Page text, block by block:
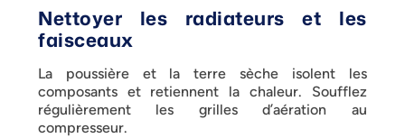
Nettoyer les radiateurs et les
faisceaux
La poussière et la terre sèche isolent les
composants et retiennent la chaleur. Soufflez
régulièrement les grilles d’aération au
compresseur.